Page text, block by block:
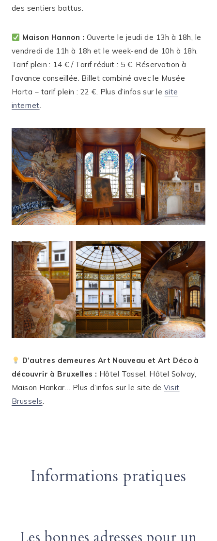
des sentiers battus.
Maison Hannon : Ouverte le jeudi de 13h à 18h, le
vendredi de 11h à 18h et le week-end de 10h à 18h.
Tarif plein : 14 € / Tarif réduit : 5 €. Réservation à
l’avance conseillée. Billet combiné avec le Musée
Horta – tarif plein : 22 €. Plus d’infos sur le site
internet.
D’autres demeures Art Nouveau et Art Déco à
découvrir à Bruxelles : Hôtel Tassel, Hôtel Solvay,
Maison Hankar… Plus d’infos sur le site deVisit
Brussels.
Informations pratiques